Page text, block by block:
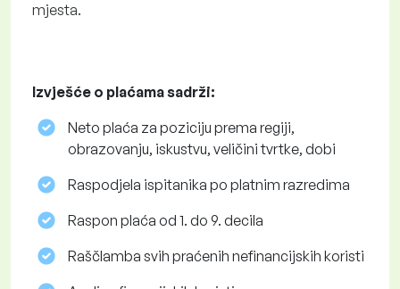
mjesta.
Izvješće o plaćama sadrži:
Neto plaća za poziciju prema regiji,
obrazovanju, iskustvu, veličini tvrtke, dobi
Raspodjela ispitanika po platnim razredima
Raspon plaća od 1. do 9. decila
Raščlamba svih praćenih nefinancijskih koristi